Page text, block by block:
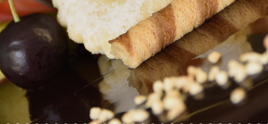
cukorkás torta
Home / Rózsaszín cukorkás torta